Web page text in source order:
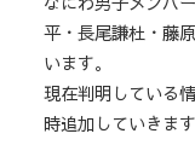
平・長尾謙杜・藤
います。
現在判明している
時追加していきます